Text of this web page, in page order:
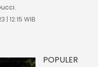
| 12:15 WIB
POPULER